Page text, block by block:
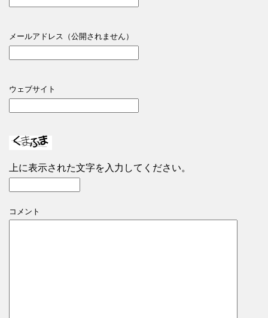
メールアドレス（公開されません）
ウェブサイト
上に表示された文字を入力してください。
コメント